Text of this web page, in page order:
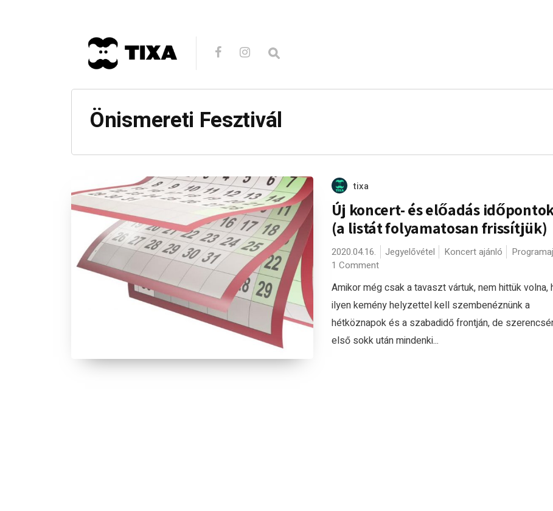
Önismereti Fesztivál
tixa
Új koncert- és előadás
(a listát folyamatosan frissítjük)
2020.04.16. Jegyelővétel Koncert ajánló
1 Comment
Amikor még csak a tavaszt vártuk, nem hittük volna,
ilyen kemény helyzettel kell szembenéznünk a
hétköznapok és a szabadidő frontján, de
első sokk után mindenki...